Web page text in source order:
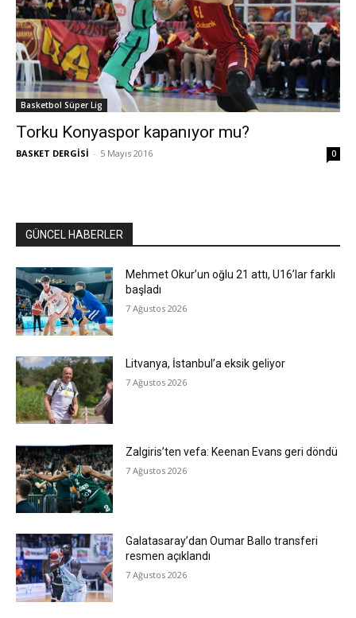
Basketbol Süper Lig
Torku Konyaspor kapanıyor mu?
BASKET DERGİSİ - 5 Mayıs 2016 0
GÜNCEL HABERLER
Mehmet Okur’un oğlu 21 attı, U16’lar farklı
başladı
7 Ağustos 2026
Litvanya, İstanbul’a eksik geliyor
7 Ağustos 2026
Zalgiris’ten vefa: Keenan Evans geri döndü
7 Ağustos 2026
Galatasaray’dan Oumar Ballo transferi
resmen açıklandı
7 Ağustos 2026